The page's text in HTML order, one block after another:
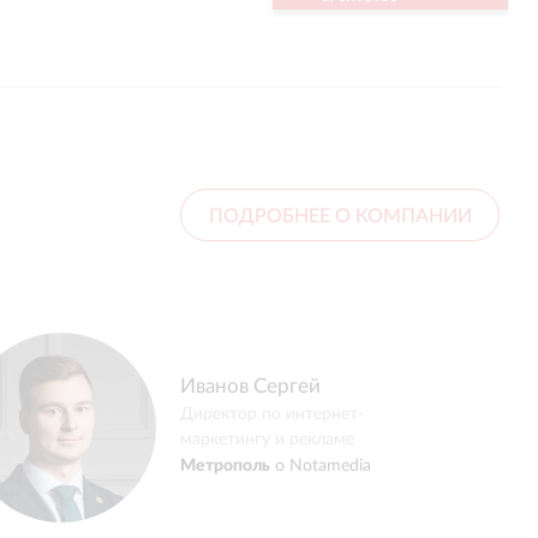
ПОДРОБНЕЕ О КОМПАНИИ
коммуникаций и